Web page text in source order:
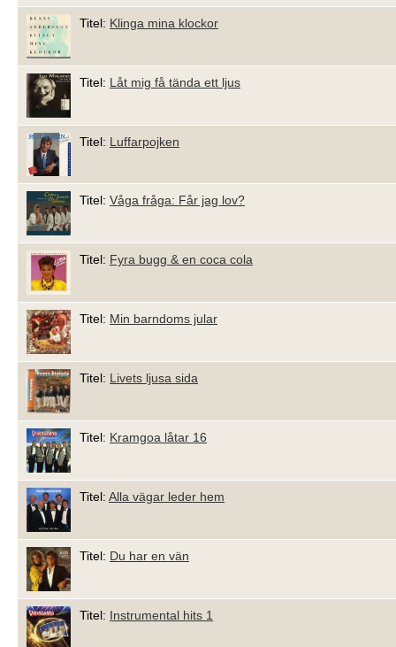
Titel: Klinga mina klockor
Titel: Låt mig få tända ett ljus
Titel: Luffarpojken
Titel: Våga fråga: Får jag lov?
Titel: Fyra bugg & en coca cola
Titel: Min barndoms jular
Titel: Livets ljusa sida
Titel: Kramgoa låtar 16
Titel: Alla vägar leder hem
Titel: Du har en vän
Titel: Instrumental hits 1